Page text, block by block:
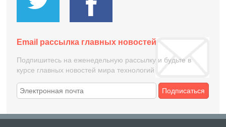
Email рассылка главных новостей
Подпишитесь на еженедельную рассылку и будьте в
курсе главных новостей мира технологий
Подписаться